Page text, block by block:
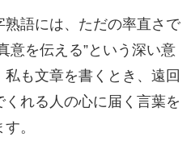
熟語には、ただの率直さで
意を伝える”という深い意
も文章を書くとき、遠回
くれる人の心に届く言葉を
。